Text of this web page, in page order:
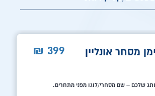
399
₪ מסחר אונליין
שלכם – שם מסחרי/לוגו מפני מתחרים.